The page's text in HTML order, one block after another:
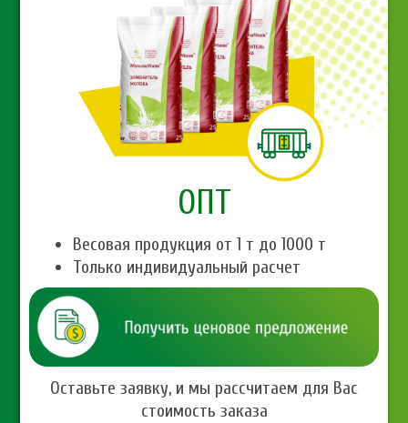
ОПТ
Весовая продукция от 1 т до 1000 т
Только индивидуальный расчет
Оставьте заявку, и мы рассчитаем для Вас
стоимость заказа